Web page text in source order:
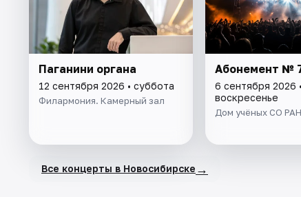
Паганини органа
12 сентября 2026 • суббота
Филармония. Камерный зал
Абонемент №
6 сентября 2026 •
воскресенье
Дом учёных СО РАН
Все концерты в Новосибирске →